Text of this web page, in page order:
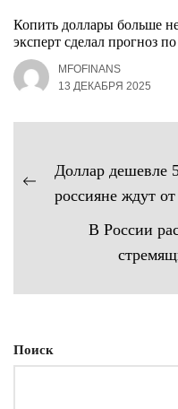
Копить доллары больше
эксперт сделал прогноз
MFOFINANS
13 ДЕКАБРЯ 2025
Навигация
по
записям
Предыдущая
Доллар дешевле
россияне ждут от
В России
Поиск